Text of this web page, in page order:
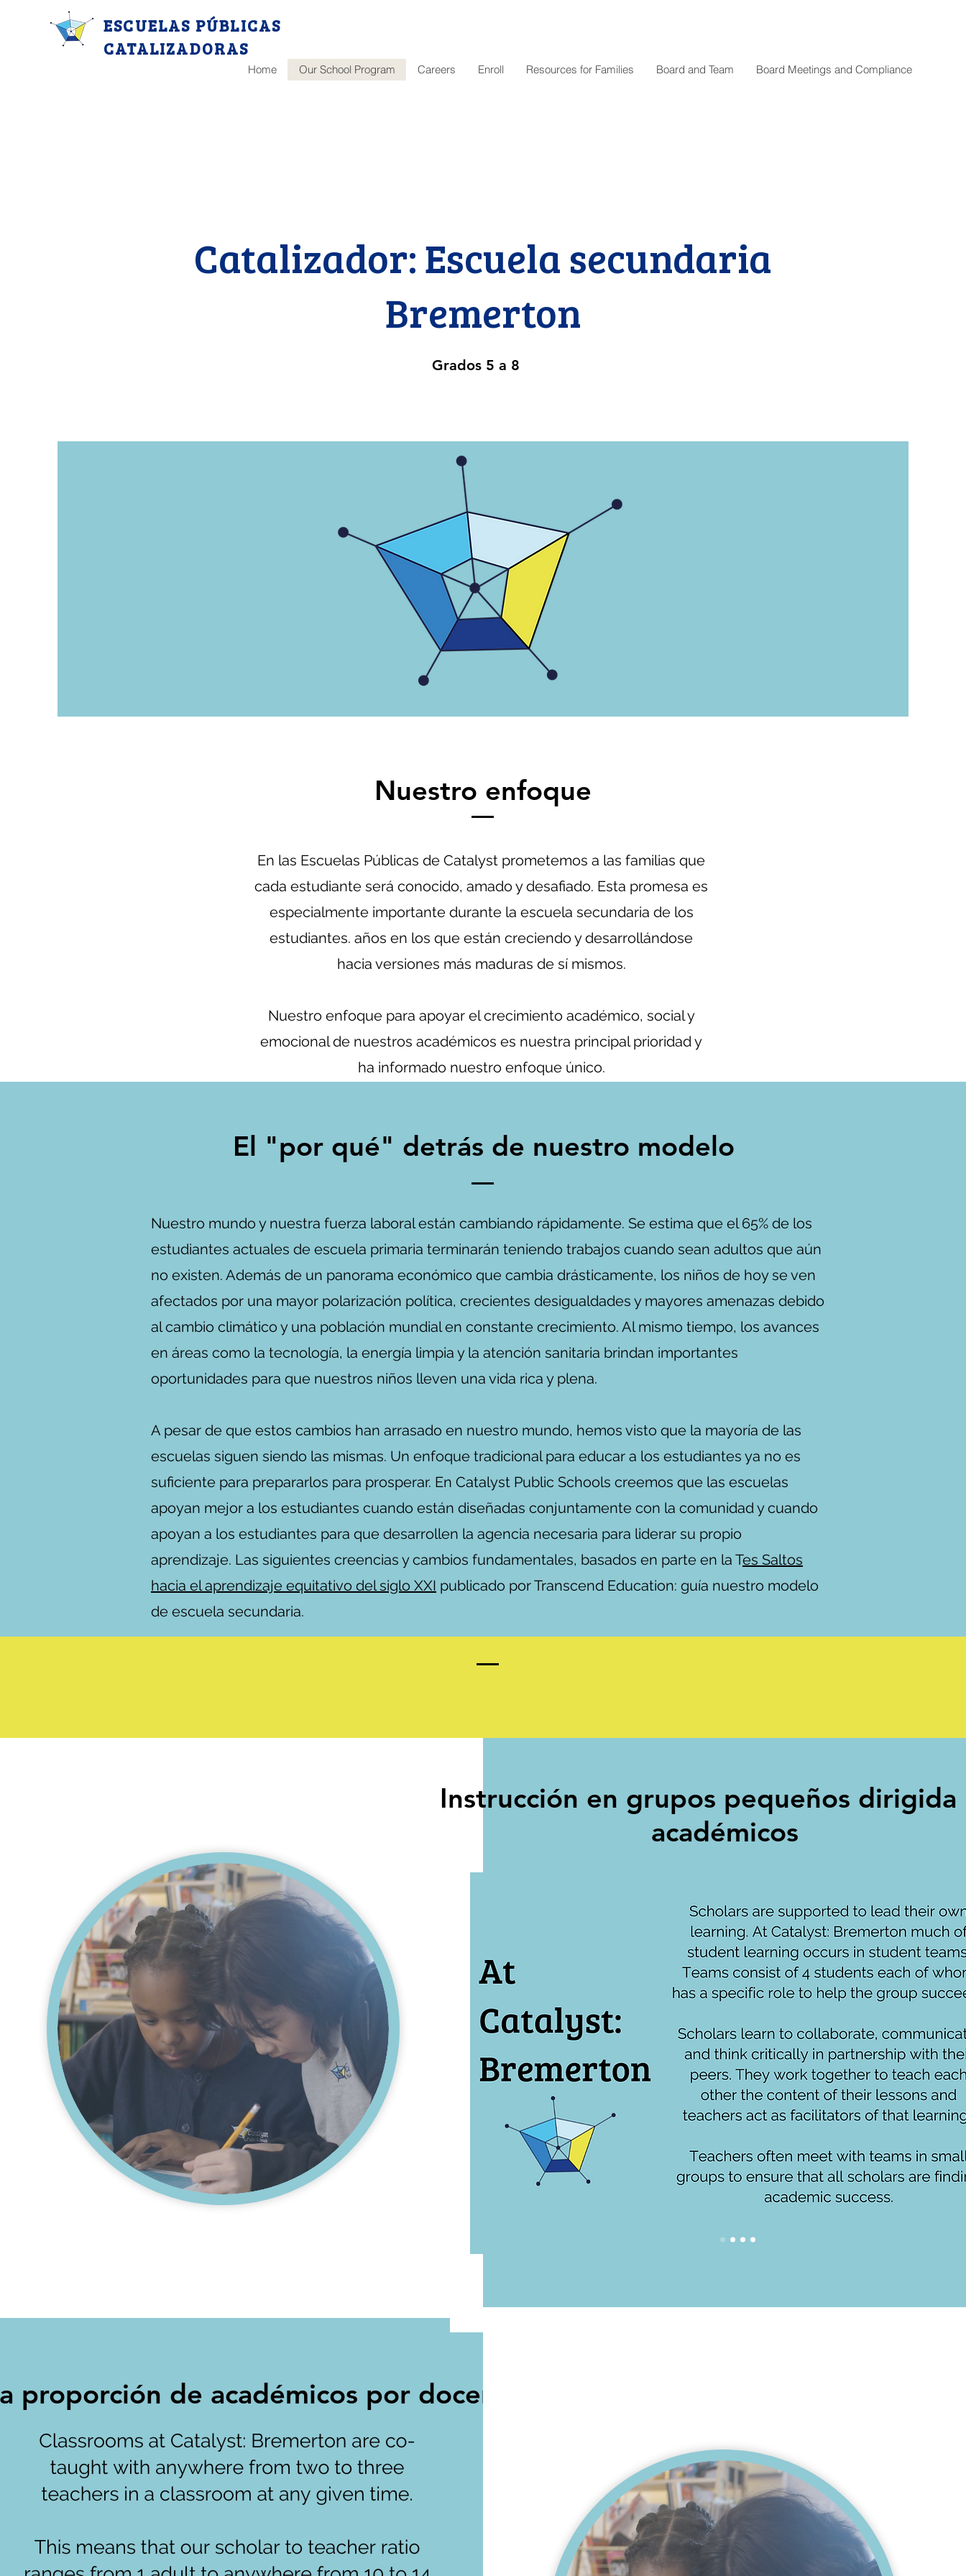
ESCUELAS PÚBLICAS
CATALIZADORAS
Home Our School Program Careers Enroll Resources for Families Board and Team Board Meetings and Compliance
Catalizador: Escuela secundaria
Bremerton
Grados 5 a 8
Nuestro enfoque
En las Escuelas Públicas de Catalyst prometemos a las familias que
cada estudiante será conocido, amado y desafiado. Esta promesa es
especialmente importante durante la escuela secundaria de los
estudiantes. años en los que están creciendo y desarrollándose
hacia versiones más maduras de sí mismos.
Nuestro enfoque para apoyar el crecimiento académico, social y
emocional de nuestros académicos es nuestra principal prioridad y
ha informado nuestro enfoque único.
Por qué el modelo de escuela secundaria Catalyst es
Instrucción en grupos pequeños
académicos
El "por qué" detrás de nuestro modelo
Nuestro mundo y nuestra fuerza laboral están cambiando rápidamente. Se estima que el 65% de los
estudiantes actuales de escuela primaria terminarán teniendo trabajos cuando sean adultos que aún
no existen. Además de un panorama económico que cambia drásticamente, los niños de hoy se ven
afectados por una mayor polarización política, crecientes desigualdades y mayores amenazas debido
al cambio climático y una población mundial en constante crecimiento. Al mismo tiempo, los avances
en áreas como la tecnología, la energía limpia y la atención sanitaria brindan importantes
oportunidades para que nuestros niños lleven una vida rica y plena.
A pesar de que estos cambios han arrasado en nuestro mundo, hemos visto que la mayoría de las
escuelas siguen siendo las mismas. Un enfoque tradicional para educar a los estudiantes ya no es
suficiente para prepararlos para prosperar. En Catalyst Public Schools creemos que las escuelas
apoyan mejor a los estudiantes cuando están diseñadas conjuntamente con la comunidad y cuando
apoyan a los estudiantes para que desarrollen la agencia necesaria para liderar su propio
aprendizaje. Las siguientes creencias y cambios fundamentales, basados en parte en la Tes Saltos
hacia el aprendizaje equitativo del siglo XXI publicado por Transcend Education: guía nuestro modelo
de escuela secundaria.
proporción de académicos por docente